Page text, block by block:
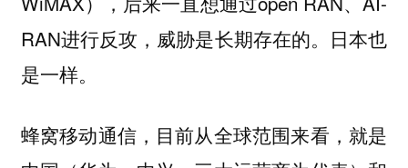
RAN进行反攻，威胁是长期存在的。日本也
是一样。
蜂窝移动通信，目前从全球范围来看，就是